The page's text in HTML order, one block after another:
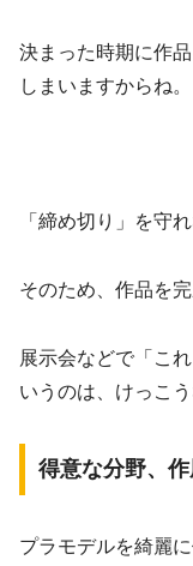
決まった時期に作
しまいますからね。
「締め切り」を守
そのため、作品を
展示会などで「こ
いうのは、けっこ
得意な分野、
プラモデルを綺麗